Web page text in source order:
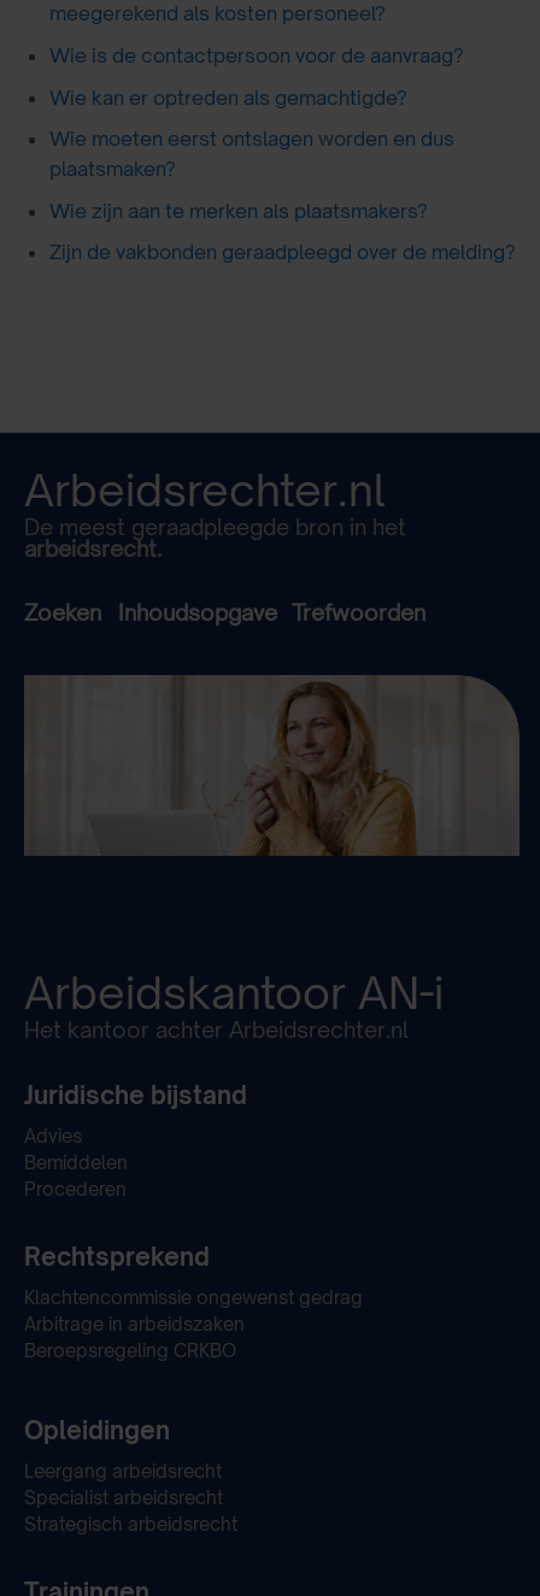
meegerekend als kosten personeel?
Wie is de contactpersoon voor de aanvraag?
Wie kan er optreden als gemachtigde?
Wie moeten eerst ontslagen worden en dus
plaatsmaken?
Wie zijn aan te merken als plaatsmakers?
Zijn de vakbonden geraadpleegd over de melding?
Arbeidsrechter.nl
De meest geraadpleegde bron in het
arbeidsrecht.
Zoeken Inhoudsopgave Trefwoorden
Arbeidskantoor AN-i
Het kantoor achter Arbeidsrechter.nl
Juridische bijstand
Advies
Bemiddelen
Procederen
Rechtsprekend
Klachtencommissie ongewenst gedrag
Arbitrage in arbeidszaken
Beroepsregeling CRKBO
Opleidingen
Leergang arbeidsrecht
Specialist arbeidsrecht
Strategisch arbeidsrecht